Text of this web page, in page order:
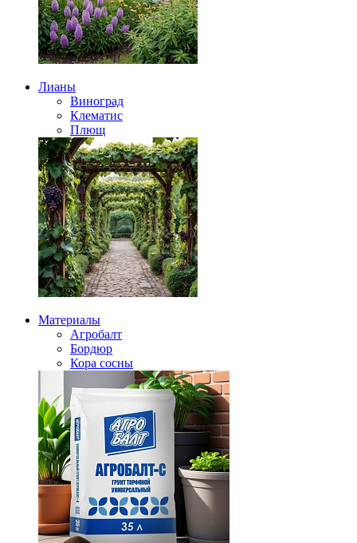
Лианы
Виноград
Клематис
Плющ
Материалы
Агробалт
Бордюр
Кора сосны